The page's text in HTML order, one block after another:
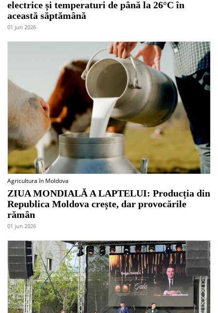
electrice și temperaturi de până la 26°C în
această săptămână
01 jun 2026
Agricultura în Moldova
ZIUA MONDIALĂ A LAPTELUI: Producția din
Republica Moldova crește, dar provocările
rămân
01 jun 2026